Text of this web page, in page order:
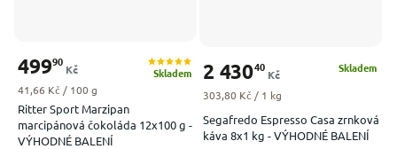
Ritter Sport Marzipan
marcipánová čokoláda 12x100 g -
VÝHODNÉ BALENÍ
Skladem
49990
Kč
Měrná cena:
41,66 Kč / 100 g
Segafredo Espresso Casa zrnková
káva 8x1 kg - VÝHODNÉ BALENÍ
Skladem
2 43040
Kč
Měrná cena:
303,80 Kč / 1 kg